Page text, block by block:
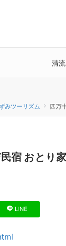
清
みツーリズム 四万
宿 おとり
LINE